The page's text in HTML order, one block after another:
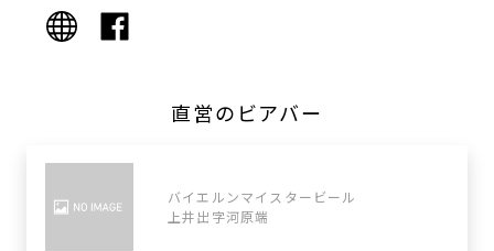
直営のビアバー
バイエルンマイスタービール
上井出字河原端